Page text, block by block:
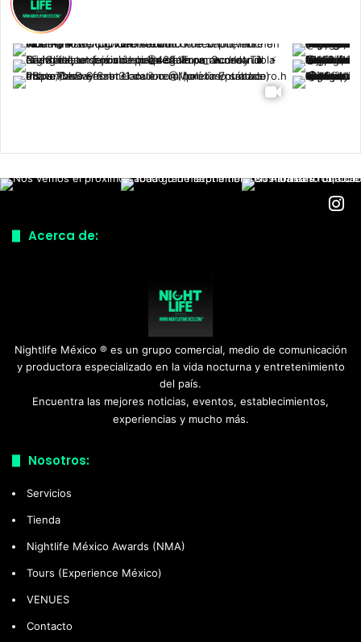
Acerca de:
Nightlife México ® es un grupo comercial, medio de comunicación
y productora especializado en la vida nocturna y entretenimiento
del país.
Encuentra las mejores noticias, eventos, establecimientos,
experiencias y mucho más.
Nosotros:
Servicios
Tienda
Nightlife México Awards (NMA)
Tours (Experience México)
VENUES
Contacto